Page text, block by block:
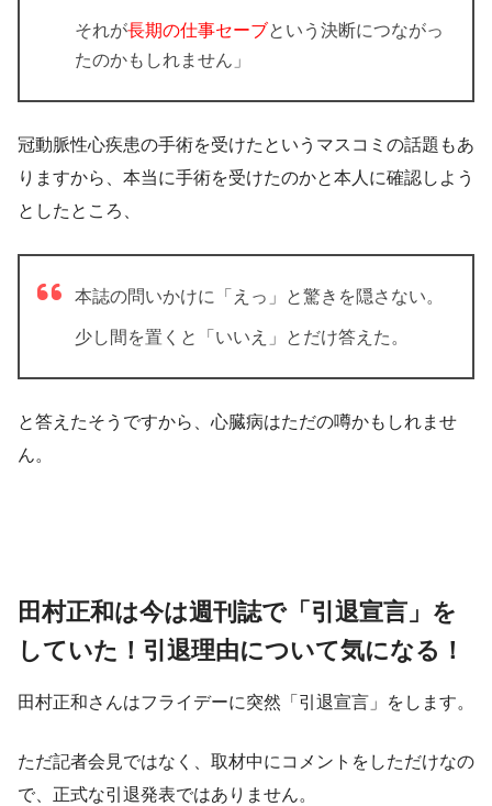
それが長期の仕事セーブという決断につながっ
たのかもしれません」
冠動脈性心疾患の手術を受けたというマスコミの話題もあ
りますから、本当に手術を受けたのかと本人に確認しよう
としたところ、
本誌の問いかけに「えっ」と驚きを隠さない。
少し間を置くと「いいえ」とだけ答えた。
と答えたそうですから、心臓病はただの噂かもしれませ
ん。
田村正和は今は週刊誌で「引退宣言」を
していた！引退理由について気になる！
田村正和さんはフライデーに突然「引退宣言」をします。
ただ記者会見ではなく、取材中にコメントをしただけなの
で、正式な引退発表ではありません。